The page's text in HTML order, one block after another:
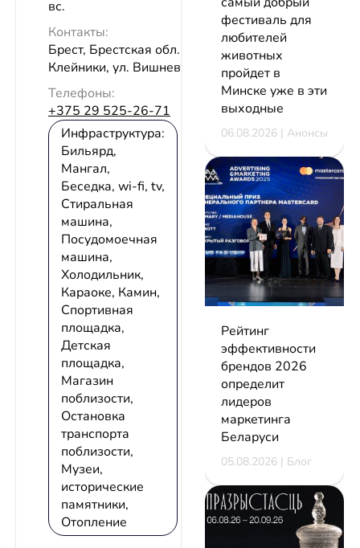
вс.
Контакты:
Брест, Брестская обл., а.г.
Клейники, ул. Вишневая, 7
Телефоны:
+375 29 525-26-71
Инфраструктура:
Бильярд,
Мангал,
Беседка, wi-fi, tv,
Стиральная
машина,
Посудомоечная
машина,
Холодильник,
Караоке, Камин,
Спортивная
площадка,
Детская
площадка,
Магазин
поблизости,
Остановка
транспорта
поблизости,
Музеи,
исторические
памятники,
Отопление
фестиваль для
любителей
животных
пройдет в
Минске уже в эти
выходные
06.08.2026 | Анонсы
Рейтинг
эффективности
брендов 2026
определит
лидеров
маркетинга
Беларуси
05.08.2026 | Блог